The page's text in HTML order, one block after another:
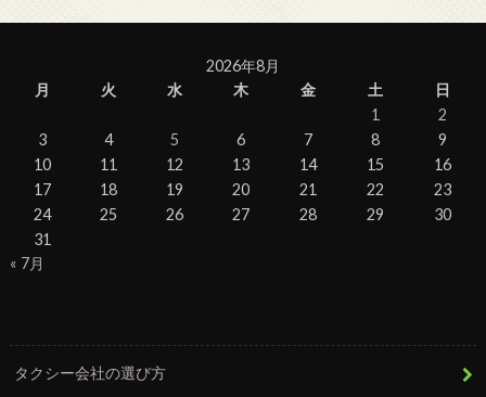
2026年8月
月
火 水 木 金 土
日
1
2
3
4 5 6 7 8
9
10
11 12 13 14 15
16
17
18 19 20 21 22
23
24
25 26 27 28 29
30
31
« 7月
タクシー会社の選び方